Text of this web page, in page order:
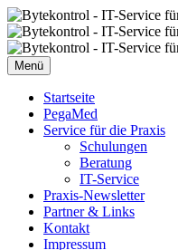
Zum
Inhalt
springen
Menü
Startseite
PegaMed
Service für die Praxis
Schulungen
Beratung
IT-Service
Praxis-Newsletter
Partner & Links
Kontakt
Impressum